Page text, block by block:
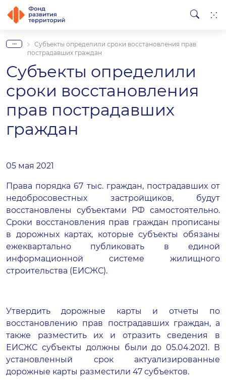
...
Субъекты определили сроки восстановления прав
пострадавших граждан
Субъекты определили
сроки восстановления
прав пострадавших
граждан
05 мая 2021
Права порядка 67 тыс. граждан, пострадавших от
недобросовестных застройщиков, будут
восстановлены субъектами РФ самостоятельно.
Сроки восстановления прав граждан прописаны
в дорожных картах, которые субъекты обязаны
ежеквартально публиковать в единой
информационной системе жилищного
строительства (ЕИСЖС).
Утвердить дорожные карты и отчеты по
восстановлению прав пострадавших граждан, а
также разместить их и отразить сведения в
ЕИСЖС субъекты должны были до 05.04.2021. В
установленный срок актуализированные
дорожные карты разместили 47 субъектов.